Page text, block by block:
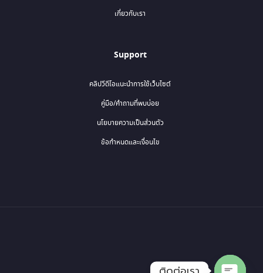
เกี่ยวกับเรา
Support
คลิปวีดีโอแนะนำการใช้เว็บไซต์
คู่มือ/คำถามที่พบบ่อย
นโยบายความเป็นส่วนตัว
ข้อกำหนดและเงื่อนไข